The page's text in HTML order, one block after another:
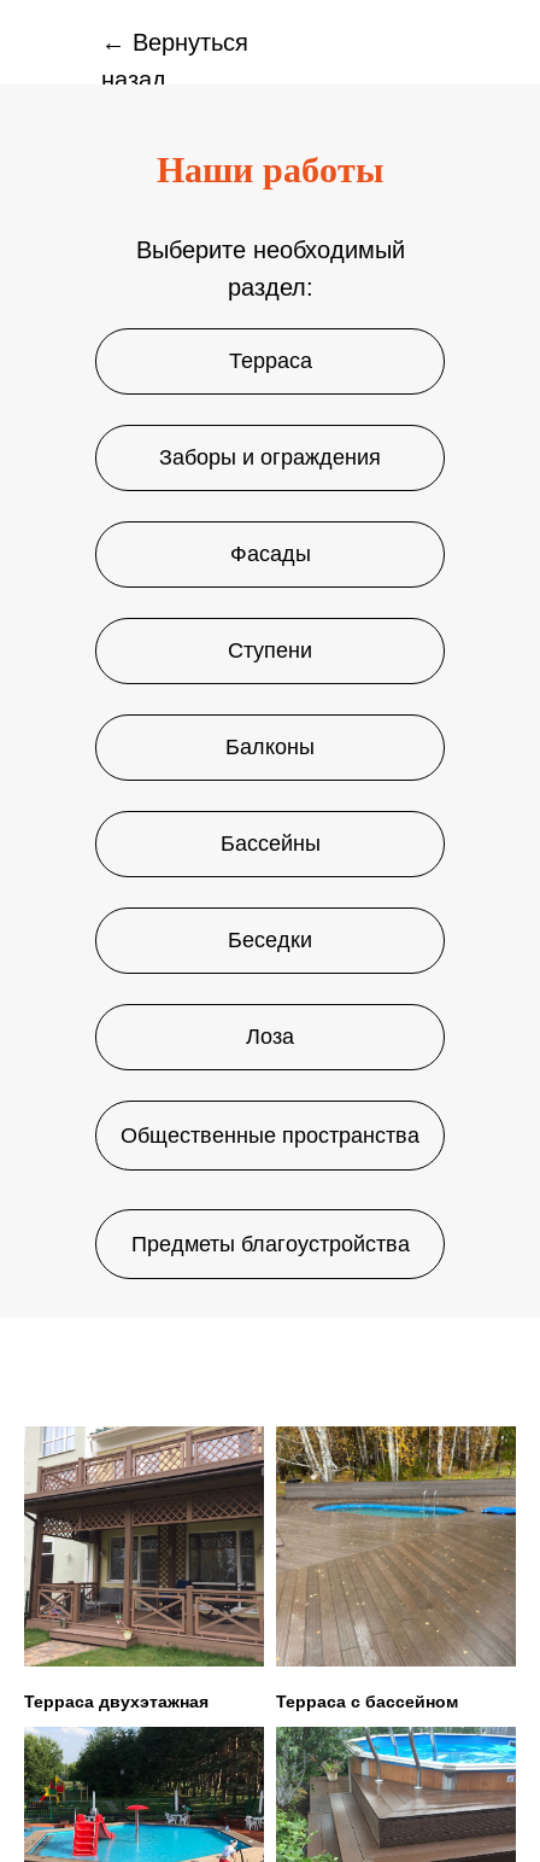
← Вернуться
назад
Наши работы
Выберите необходимый
раздел:
Терраса
Заборы и ограждения
Фасады
Ступени
Балконы
Бассейны
Беседки
Лоза
Общественные пространства
Предметы благоустройства
Терраса двухэтажная Терраса с бассейном